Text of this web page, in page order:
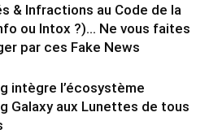
& Infractions au Code de la
ou Intox ?)… Ne vous faites
par ces Fake News
intègre l’écosystème
Galaxy aux Lunettes de tous